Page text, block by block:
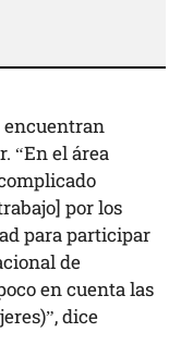
encuentran
“En el área
por los
para participar
de
en cuenta las
dice